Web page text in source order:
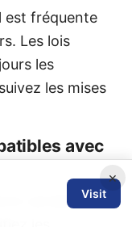
est fréquente
Les lois
les
les mises
avec
et certains
×
Visit